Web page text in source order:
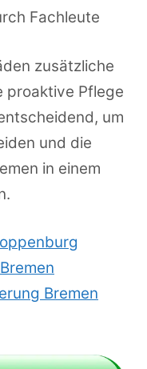
Fachleute
zusätzliche
proaktive Pflege
um
und die
in einem
Bremen